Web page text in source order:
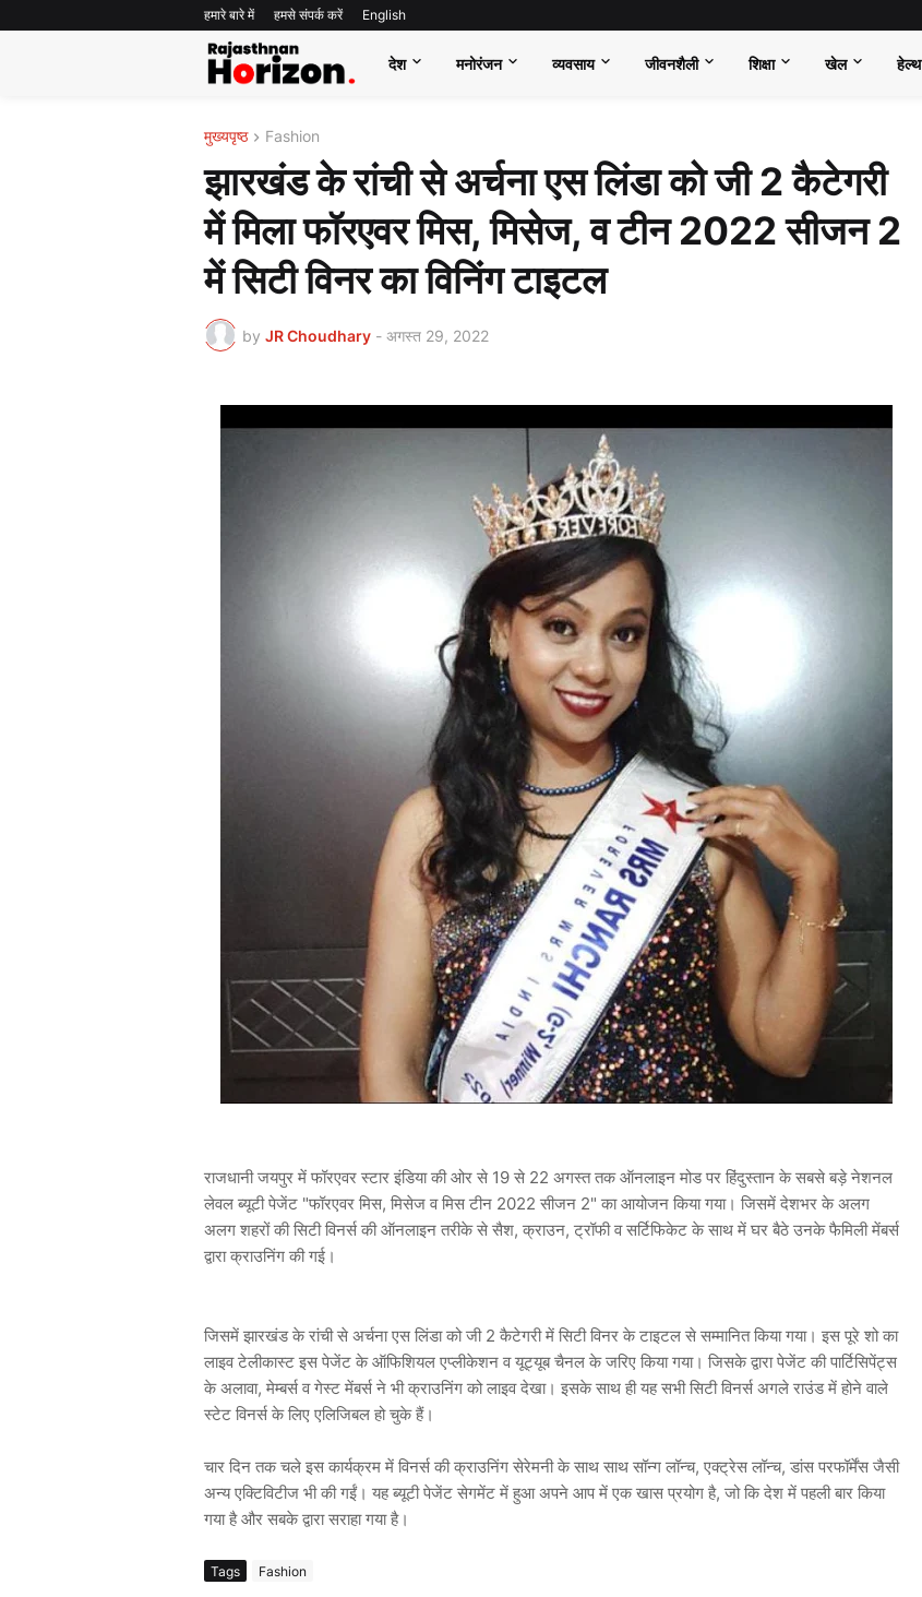
हमारे बारे में हमसे संपर्क करें English
देश मनोरंजन व्यवसाय जीवनशैली शिक्षा खेल हेल्थ
मुख्यपृष्ठ Fashion
झारखंड के रांची से अर्चना एस लिंडा को जी 2 कैटेगरी
में मिला फॉरएवर मिस, मिसेज, व टीन 2022 सीजन 2
में सिटी विनर का विनिंग टाइटल
by JR Choudhary - अगस्त 29, 2022
राजधानी जयपुर में फॉरएवर स्टार इंडिया की ओर से 19 से 22 अगस्त तक ऑनलाइन मोड पर हिंदुस्तान के सबसे बड़े नेशनल
लेवल ब्यूटी पेजेंट "फॉरएवर मिस, मिसेज व मिस टीन 2022 सीजन 2" का आयोजन किया गया। जिसमें देशभर के अलग
अलग शहरों की सिटी विनर्स की ऑनलाइन तरीके से सैश, क्राउन, ट्रॉफी व सर्टिफिकेट के साथ में घर बैठे उनके फैमिली मेंबर्स
द्वारा क्राउनिंग की गई।
जिसमें झारखंड के रांची से अर्चना एस लिंडा को जी 2 कैटेगरी में सिटी विनर के टाइटल से सम्मानित किया गया। इस पूरे शो का
लाइव टेलीकास्ट इस पेजेंट के ऑफिशियल एप्लीकेशन व यूट्यूब चैनल के जरिए किया गया। जिसके द्वारा पेजेंट की पार्टिसिपेंट्स
के अलावा, मेम्बर्स व गेस्ट मेंबर्स ने भी क्राउनिंग को लाइव देखा। इसके साथ ही यह सभी सिटी विनर्स अगले राउंड में होने वाले
स्टेट विनर्स के लिए एलिजिबल हो चुके हैं।
चार दिन तक चले इस कार्यक्रम में विनर्स की क्राउनिंग सेरेमनी के साथ साथ सॉन्ग लॉन्च, एक्ट्रेस लॉन्च, डांस परफॉर्मेंस जैसी
अन्य एक्टिविटीज भी की गईं। यह ब्यूटी पेजेंट सेगमेंट में हुआ अपने आप में एक खास प्रयोग है, जो कि देश में पहली बार किया
गया है और सबके द्वारा सराहा गया है।
Tags Fashion